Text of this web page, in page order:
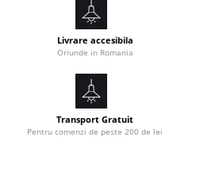
Livrare accesibila
Oriunde in Romania
Transport Gratuit
Pentru comenzi de peste 200 de lei